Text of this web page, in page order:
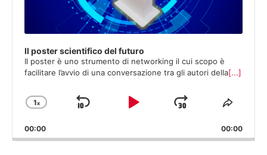
Il poster scientifico del futuro
Il poster è uno strumento di networking il cui scopo è
facilitare l’avvio di una conversazione tra gli autori della[...]
Cambia
di
riproduzione
1x
Salta
Play
Salta
Avanti
00:00 00:00